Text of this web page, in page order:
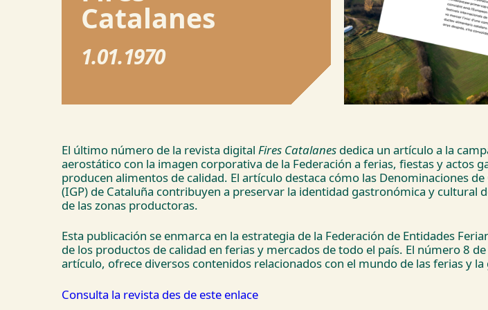
Catalanes
1.01.1970
El último número de la revista digital Fires Catalanesdedica un artículo a la
aerostático con la imagen corporativa de la Federación a ferias, fiestas y
producen alimentos de calidad. El artículo destaca cómo las Denominaciones
(IGP) de Cataluña contribuyen a preservar la identidad gastronómica y
de las zonas productoras.
Esta publicación se enmarca en la estrategia de la Federación de Entidades
de los productos de calidad en ferias y mercados de todo el país. El número 8 de
artículo, ofrece diversos contenidos relacionados con el mundo de las ferias y
Consulta la revista des de este enlace